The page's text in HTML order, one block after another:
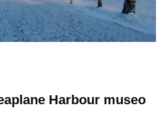
Harbour museo